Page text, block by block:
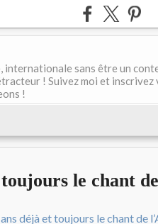
sans être un
! Suivez moi et inscrivez
!
toujours le chant